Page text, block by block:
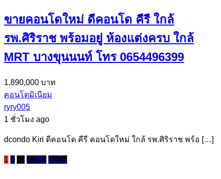
ขายคอนโดใหม่ ดีคอนโด คีรี ใกล้
รพ.ศิริราช พร้อมอยู่ ห้องแต่งครบ ใกล้
MRT บางขุนนนท์ โทร 0654496399
1,890,000 บาท
คอนโดมิเนียม
ryry005
1 ชั่วโมง ago
dcondo Kiri ดีคอนโด คีรี คอนโดใหม่ ใกล้ รพ.ศิริราช พร้อ […]
1 2 2,382 ต่อไป